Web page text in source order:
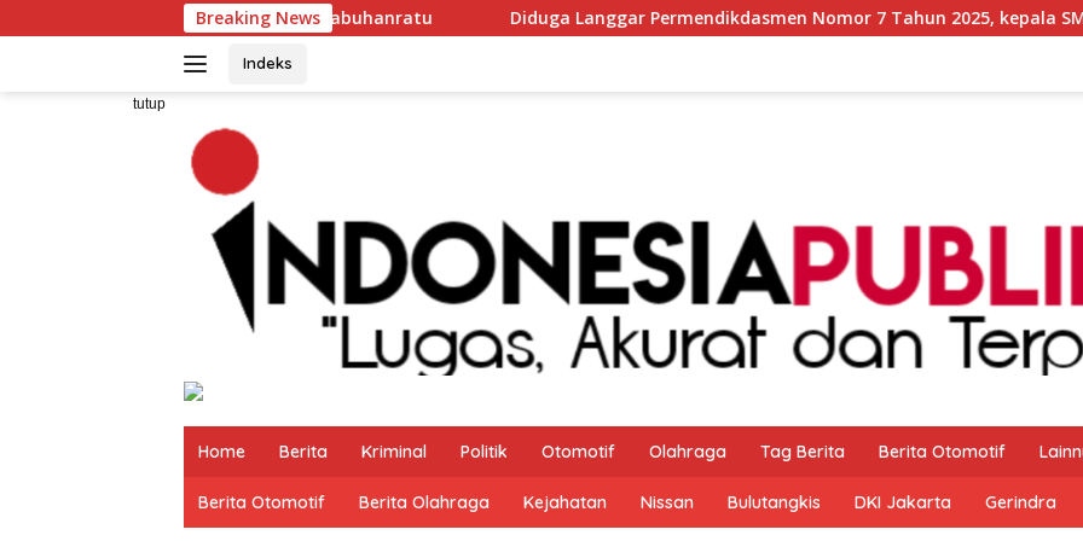
ke
Breaking News
di Pelabuhanratu Diduga Langgar Permendikdasmen Nomor 7 Tahun 2025, kepala SMKN 5 Batam disorot Usai
Indeks
tutup
Home Berita Kriminal Politik Otomotif Olahraga Tag Berita Berita Otomotif
Berita Otomotif Berita Olahraga Kejahatan Nissan Bulutangkis DKI Jakarta Gerindra